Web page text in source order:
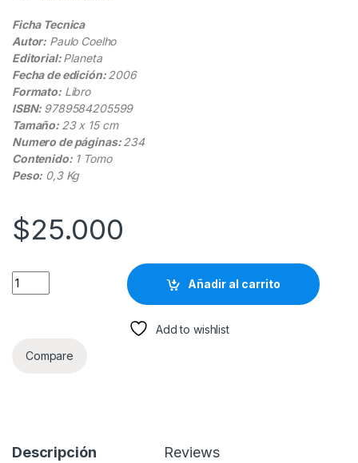
Ficha Tecnica
Autor: Paulo Coelho
Editorial:Planeta
Fecha de edición: 2006
Formato:Libro
ISBN: 9789584205599
Tamaño: 23 x 15 cm
Numero de páginas: 234
Contenido:1 Tomo
Peso: 0,3 Kg
$25.000
El Peregrino De Compostela Diario De Un Mago - Paulo
Añadir al carrito
Add to wishlist
Compare
Descripción Reviews